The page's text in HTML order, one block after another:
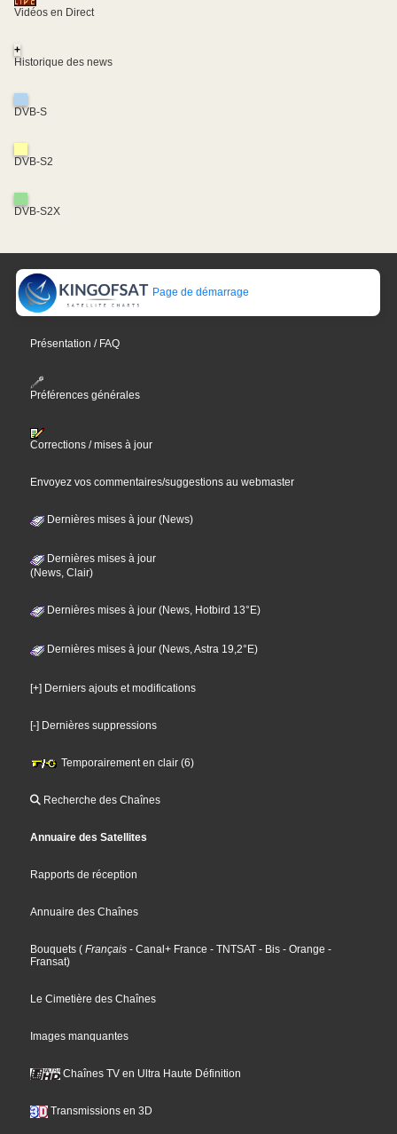
Vidéos en Direct
+
Historique des news
DVB-S
DVB-S2
DVB-S2X
Page de démarrage
Présentation / FAQ
Préférences générales
Corrections / mises à jour
Envoyez vos commentaires/suggestions au webmaster
Dernières mises à jour (News)
Dernières mises à jour
(News, Clair)
Dernières mises à jour (News, Hotbird 13°E)
Dernières mises à jour (News, Astra 19,2°E)
[+] Derniers ajouts et modifications
[-] Dernières suppressions
Temporairement en clair (6)
Recherche des Chaînes
Annuaire des Satellites
Rapports de réception
Annuaire des Chaînes
Bouquets ( Français - Canal+ France - TNTSAT - Bis - Orange -
Fransat)
Le Cimetière des Chaînes
Images manquantes
Chaînes TV en Ultra Haute Définition
Transmissions en 3D